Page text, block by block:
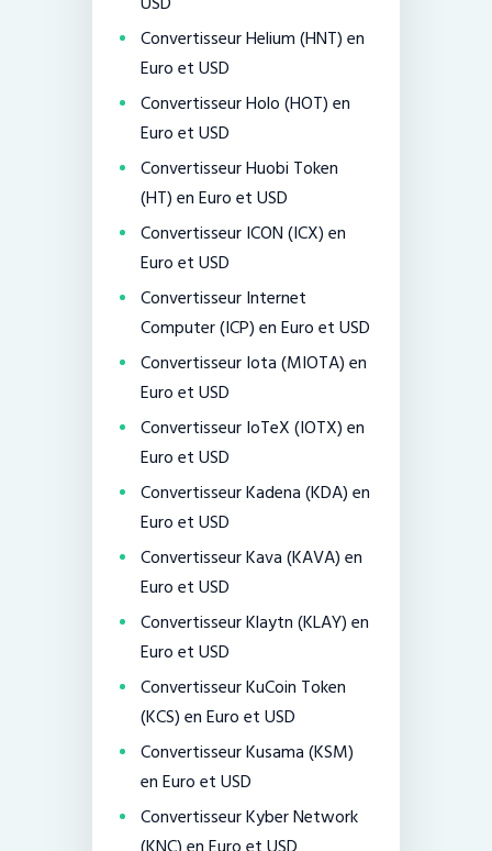
Convertisseur Helium (HNT) en
Euro et USD
Convertisseur Holo (HOT) en
Euro et USD
Convertisseur Huobi Token
(HT) en Euro et USD
Convertisseur ICON (ICX) en
Euro et USD
Convertisseur Internet
Computer (ICP) en Euro et USD
Convertisseur Iota (MIOTA) en
Euro et USD
Convertisseur IoTeX (IOTX) en
Euro et USD
Convertisseur Kadena (KDA) en
Euro et USD
Convertisseur Kava (KAVA) en
Euro et USD
Convertisseur Klaytn (KLAY) en
Euro et USD
Convertisseur KuCoin Token
(KCS) en Euro et USD
Convertisseur Kusama (KSM)
en Euro et USD
Convertisseur Kyber Network